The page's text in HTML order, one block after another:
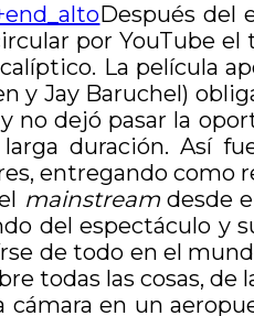
Después del
por YouTube
La película
y Jay Baruchel)
no dejó pasar la
duración. Así
entregando como
mainstreamdesde
del espectáculo y
de todo en el
todas las cosas, de
cámara en un